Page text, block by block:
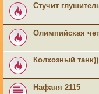
Стучит
Олимпийская
Колхозный танк))
Нафаня 2115